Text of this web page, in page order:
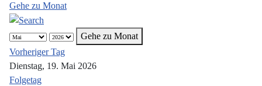
Gehe zu Monat
Gehe zu Monat
Vorheriger Tag
Dienstag, 19. Mai 2026
Folgetag